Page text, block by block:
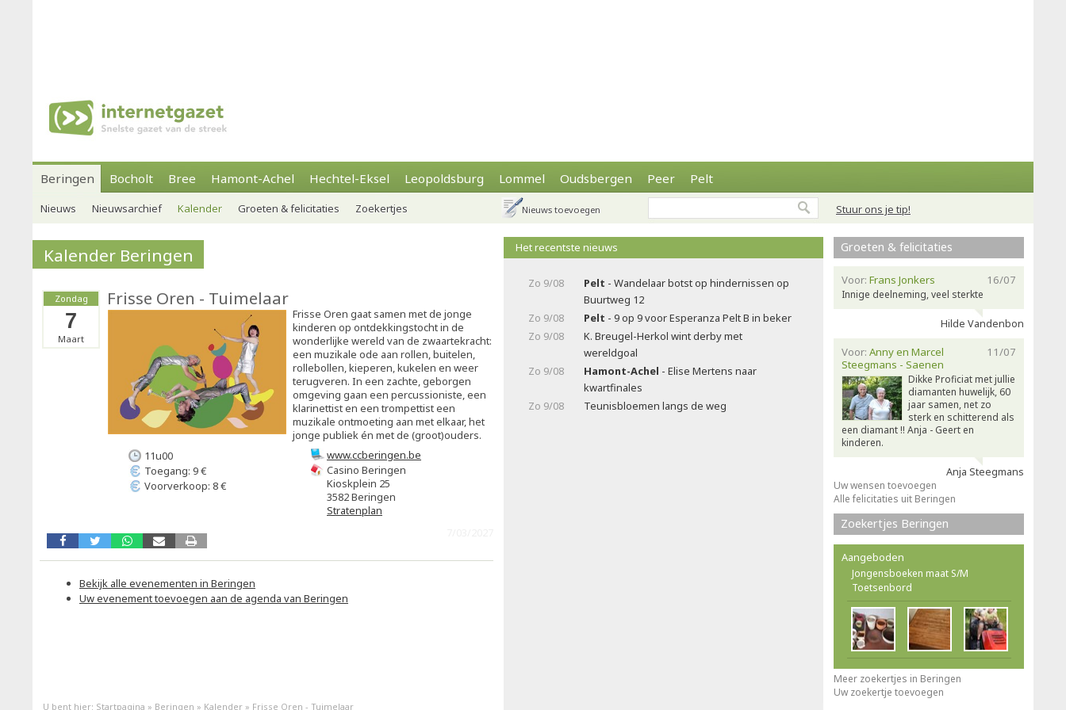
Beringen Bocholt Bree Hamont-Achel Hechtel-Eksel Leopoldsburg Lommel Oudsbergen Peer Pelt
Stuur ons je tip!
Nieuws Nieuwsarchief Kalender Groeten & felicitaties Zoekertjes Nieuws toevoegen
Kalender Beringen
Zondag
7
Maart
Frisse Oren - Tuimelaar
Frisse Oren gaat samen met de jonge
kinderen op ontdekkingstocht in de
wonderlijke wereld van de zwaartekracht:
een muzikale ode aan rollen, buitelen,
rollebollen, kieperen, kukelen en weer
terugveren. In een zachte, geborgen
omgeving gaan een percussioniste, een
klarinettist en een trompettist een
muzikale ontmoeting aan met elkaar, het
jonge publiek én met de (groot)ouders.
www.ccberingen.be
Casino Beringen
Kioskplein 25
3582 Beringen
Stratenplan
11u00
Toegang: 9 €
Voorverkoop: 8 €
Bekijk alle evenementen in Beringen
Uw evenement toevoegen aan de agenda van Beringen
Het recentste nieuws
Zo 9/08 Pelt - Wandelaar botst op hindernissen op
Buurtweg 12
Zo 9/08
Pelt - 9 op 9 voor Esperanza Pelt B in beker
Zo 9/08
K. Breugel-Herkol wint derby met
wereldgoal
Zo 9/08
Hamont-Achel - Elise Mertens naar
kwartfinales
Zo 9/08
Teunisbloemen langs de weg
Groeten & felicitaties
16/07
Voor: Frans Jonkers
Innige deelneming, veel sterkte
Hilde Vandenbon
11/07
Voor: Anny en Marcel
Steegmans - Saenen
Dikke Proficiat met jullie
diamanten huwelijk, 60
jaar samen, net zo
sterk en schitterend als
een diamant !! Anja - Geert en
kinderen.
Anja Steegmans
Uw wensen toevoegen
Alle felicitaties uit Beringen
Zoekertjes Beringen
Aangeboden
Jongensboeken maat S/M
Toetsenbord
Meer zoekertjes in Beringen
Uw zoekertje toevoegen
U bent hier: Startpagina » Beringen » Kalender » Frisse Oren - Tuimelaar